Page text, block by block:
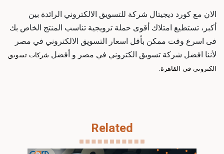
الان مع كورد ديجيتال شركة للتسويق الالكتروني الرائدة بين
أكبر، تستطيع امتلاك أقوى حملة ترويجية تناسب المنتج الخاص بك
فى اسرع وقت ممكن بأقل اسعار التسويق الالكتروني في مصر
لأننا افضل شركة تسويق الكتروني في مصر و أفضل شركات تسويق
الكتروني في القاهرة.
Related